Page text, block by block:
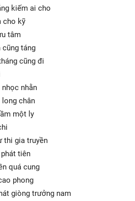
kiếm ai cho
cho kỹ
tâm
cũng táng
cũng đi
nhằn
long chân
một ly
thi gia truyền
tiên
quá cung
phong
giòng trưởng nam